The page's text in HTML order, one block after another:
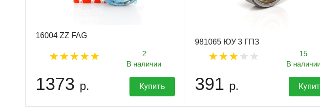
16004 ZZ FAG
2
В наличии
1373 р. Купить
981065 ЮУ 3 ГПЗ
15
В
391 р.